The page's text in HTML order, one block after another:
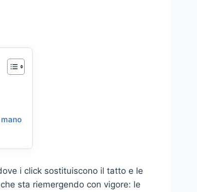
i click sostituiscono il tatto e le
sta riemergendo con vigore: le